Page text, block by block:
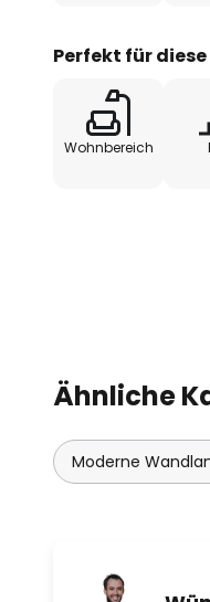
Perfekt für
Wohnbereich
Ähnliche
Moderne